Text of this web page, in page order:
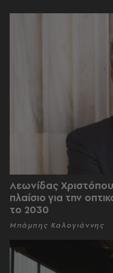
Λεωνίδας
πλαίσιο για την
το 2030
Μπάμπης Καλογιάννης